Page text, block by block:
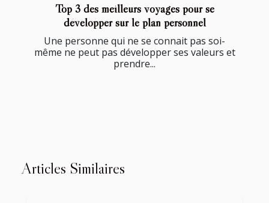
Top 3 des meilleurs voyages pour se
développer sur le plan personnel
Une personne qui ne se connait pas soi-
même ne peut pas développer ses valeurs et
prendre...
Articles Similaires